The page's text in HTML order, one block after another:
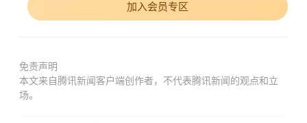
加入会员专区
免责声明
本文来自腾讯新闻客户端创作者，不代表腾讯新闻的观点和立
场。